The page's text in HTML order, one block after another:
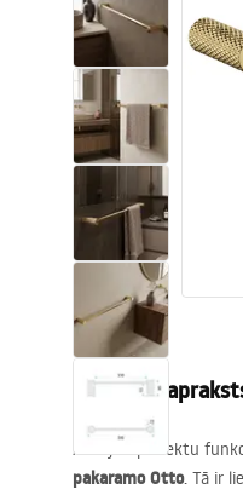
Vannas un
Vannas
Vannas
Virtuve
Vannas
Produkta
Atklājiet perfektu
pakaramo Otto. Tā ir